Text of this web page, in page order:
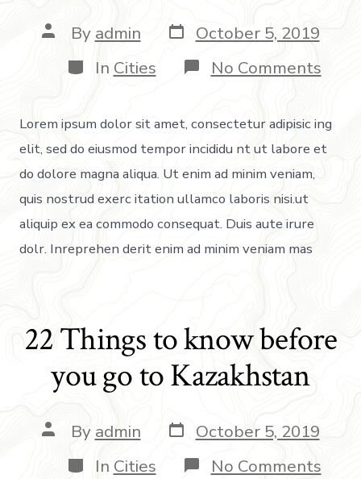
By admin
October 5, 2019
In Cities No Comments
Lorem ipsum dolor sit amet, consectetur adipisic ing
elit, sed do eiusmod tempor incididu nt ut labore et
do dolore magna aliqua. Ut enim ad minim veniam,
quis nostrud exerc itation ullamco laboris nisi.ut
aliquip ex ea commodo consequat. Duis aute irure
dolr. Inreprehen derit enim ad minim veniam mas
22 Things to know before
you go to Kazakhstan
By admin
October 5, 2019
In Cities No Comments